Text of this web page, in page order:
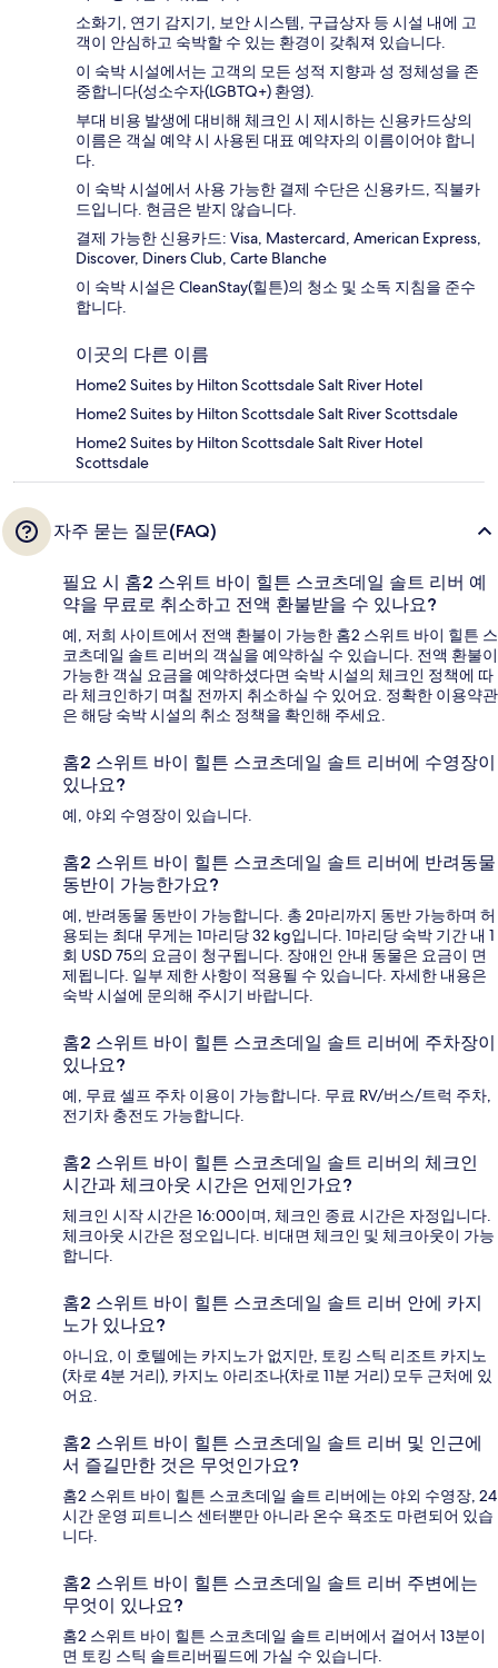
소화기, 연기 감지기, 보안 시스템, 구급상자 등 시설 내에 고
객이 안심하고 숙박할 수 있는 환경이 갖춰져 있습니다.
이 숙박 시설에서는 고객의 모든 성적 지향과 성 정체성을 존
중합니다(성소수자(LGBTQ+) 환영).
부대 비용 발생에 대비해 체크인 시 제시하는 신용카드상의
이름은 객실 예약 시 사용된 대표 예약자의 이름이어야 합니
다.
이 숙박 시설에서 사용 가능한 결제 수단은 신용카드, 직불카
드입니다. 현금은 받지 않습니다.
결제 가능한 신용카드: Visa, Mastercard, American Express,
Discover, Diners Club, Carte Blanche
이 숙박 시설은 CleanStay(힐튼)의 청소 및 소독 지침을 준수
합니다.
이곳의 다른 이름
Home2 Suites by Hilton Scottsdale Salt River Hotel
Home2 Suites by Hilton Scottsdale Salt River Scottsdale
Home2 Suites by Hilton Scottsdale Salt River Hotel
Scottsdale
자주 묻는 질문(FAQ)
필요 시 홈2 스위트 바이 힐튼 스코츠데일 솔트 리버 예
약을 무료로 취소하고 전액 환불받을 수 있나요?
예, 저희 사이트에서 전액 환불이 가능한 홈2 스위트 바이 힐튼 스
코츠데일 솔트 리버의 객실을 예약하실 수 있습니다. 전액 환불이
가능한 객실 요금을 예약하셨다면 숙박 시설의 체크인 정책에 따
라 체크인하기 며칠 전까지 취소하실 수 있어요. 정확한 이용약관
은 해당 숙박 시설의 취소 정책을 확인해 주세요.
홈2 스위트 바이 힐튼 스코츠데일 솔트 리버에 수영장이
있나요?
예, 야외 수영장이 있습니다.
홈2 스위트 바이 힐튼 스코츠데일 솔트 리버에 반려동물
동반이 가능한가요?
예, 반려동물 동반이 가능합니다. 총 2마리까지 동반 가능하며 허
용되는 최대 무게는 1마리당 32 kg입니다. 1마리당 숙박 기간 내 1
회 USD 75의 요금이 청구됩니다. 장애인 안내 동물은 요금이 면
제됩니다. 일부 제한 사항이 적용될 수 있습니다. 자세한 내용은
숙박 시설에 문의해 주시기 바랍니다.
홈2 스위트 바이 힐튼 스코츠데일 솔트 리버에 주차장이
있나요?
예, 무료 셀프 주차 이용이 가능합니다. 무료 RV/버스/트럭 주차,
전기차 충전도 가능합니다.
홈2 스위트 바이 힐튼 스코츠데일 솔트 리버의 체크인
시간과 체크아웃 시간은 언제인가요?
체크인 시작 시간은 16:00이며, 체크인 종료 시간은 자정입니다.
체크아웃 시간은 정오입니다. 비대면 체크인 및 체크아웃이 가능
합니다.
홈2 스위트 바이 힐튼 스코츠데일 솔트 리버 안에 카지
노가 있나요?
아니요, 이 호텔에는 카지노가 없지만, 토킹 스틱 리조트 카지노
(차로 4분 거리), 카지노 아리조나(차로 11분 거리) 모두 근처에 있
어요.
홈2 스위트 바이 힐튼 스코츠데일 솔트 리버 및 인근에
서 즐길만한 것은 무엇인가요?
홈2 스위트 바이 힐튼 스코츠데일 솔트 리버에는 야외 수영장, 24
시간 운영 피트니스 센터뿐만 아니라 온수 욕조도 마련되어 있습
니다.
홈2 스위트 바이 힐튼 스코츠데일 솔트 리버 주변에는
무엇이 있나요?
홈2 스위트 바이 힐튼 스코츠데일 솔트 리버에서 걸어서 13분이
면 토킹 스틱 솔트리버필드에 가실 수 있습니다.